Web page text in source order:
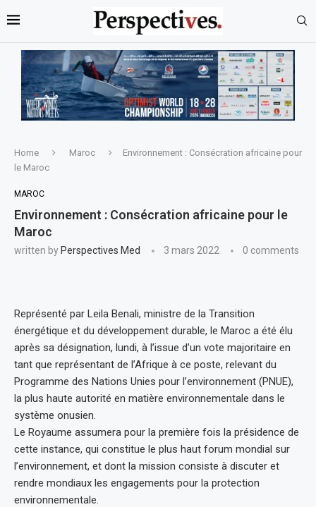
Home Maroc
Environnement : Consécration africaine pour
le Maroc
MAROC
Environnement : Consécration africaine pour le
Maroc
written by Perspectives Med 3 mars 2022 0 comments
Représenté par Leila Benali, ministre de la Transition
énergétique et du développement durable, le Maroc a été élu
après sa désignation, lundi, à l’issue d’un vote majoritaire en
tant que représentant de l’Afrique à ce poste, relevant du
Programme des Nations Unies pour l’environnement (PNUE),
la plus haute autorité en matière environnementale dans le
système onusien.
Le Royaume assumera pour la première fois la présidence de
cette instance, qui constitue le plus haut forum mondial sur
l’environnement, et dont la mission consiste à discuter et
rendre mondiaux les engagements pour la protection
environnementale.